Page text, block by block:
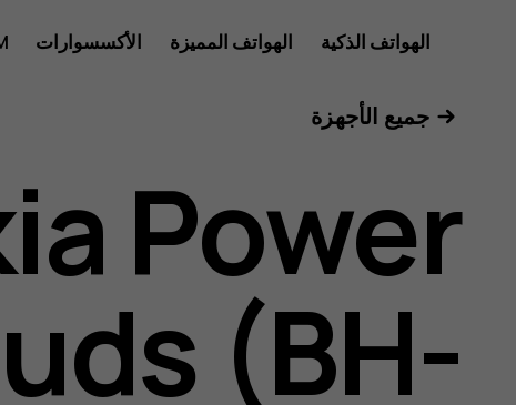
Nokia
Power
Earbuds
الهواتف الذكية الهواتف المميزة الأكسسوارات
جميع الأجهزة
Power
(BH-